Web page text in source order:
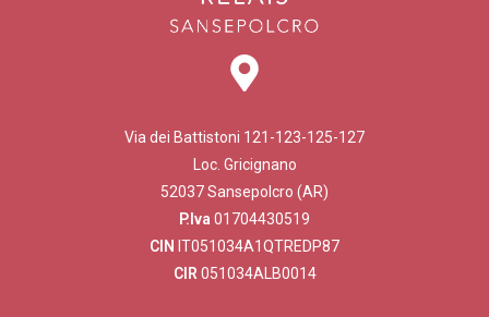
Via dei Battistoni 121-123-125-127
Loc. Gricignano
52037 Sansepolcro (AR)
P.Iva01704430519
CIN IT051034A1QTREDP87
CIR051034ALB0014